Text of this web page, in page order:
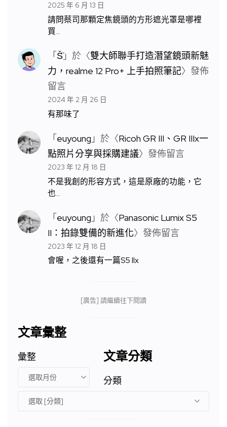
2025 年 6 月 13 日
請問蔡司那顆定焦鏡頭的方形遮光罩是哪裡
買…
「S̆̈」於〈雙大師聯手打造潛望鏡頭新魅
力，realme 12 Pro+ 上手拍照筆記〉發佈
留言
2024 年 2 月 26 日
有那味了
「euyoung 」於〈Ricoh GR III、GR IIIx一
點照片分享與採購建議〉發佈留言
2023 年 12 月 18 日
不是我創的形容方式，這是原廠的功能，它
也…
「euyoung 」於〈Panasonic Lumix S5
II：拍錄雙備的新進化〉發佈留言
2023 年 12 月 18 日
會喔，之後還有一篇S5 IIx
[廣告] 請繼續往下閱讀
文章彙整
彙整 文章分類
分類